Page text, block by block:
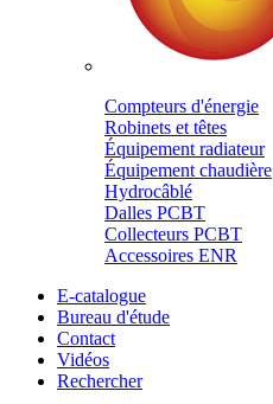
Compteurs d'énergie
Robinets et têtes
Équipement radiateur
Équipement chaudière
Hydrocâblé
Dalles PCBT
Collecteurs PCBT
Accessoires ENR
E-catalogue
Bureau d'étude
Contact
Vidéos
Rechercher